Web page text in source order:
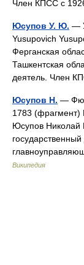
Член КПСС с
Юсупов У. Ю. —
Yusupovich
Ферганская
Ташкентская
деятель. Член
Юсупов Н. —
1783 (фрагмент)
Юсупов Николай
Википедия